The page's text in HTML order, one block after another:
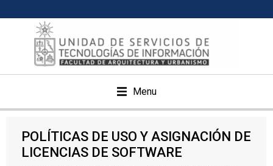
Menu
POLÍTICAS DE USO Y ASIGNACIÓN DE
LICENCIAS DE SOFTWARE